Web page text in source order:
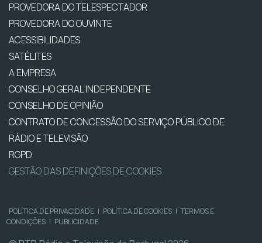
PROVEDORA DO TELESPECTADOR
PROVEDORA DO OUVINTE
ACESSIBILIDADES
SATÉLITES
A EMPRESA
CONSELHO GERAL INDEPENDENTE
CONSELHO DE OPINIÃO
CONTRATO DE CONCESSÃO DO SERVIÇO PÚBLICO DE
RÁDIO E TELEVISÃO
RGPD
GESTÃO DAS DEFINIÇÕES DE COOKIES
POLÍTICA DE PRIVACIDADE | POLÍTICA DE COOKIES | TERMOS E
CONDIÇÕES | PUBLICIDADE